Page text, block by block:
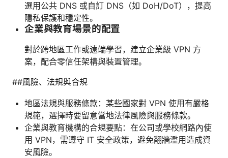
選用公共 DNS 或自訂 DNS（如 DoH/DoT），提高
隱私保護和穩定性。
企業與教育場景的配置
對於跨地區工作或遠端學習，建立企業級 VPN 方
案，配合零信任架構與裝置管理。
##風險、法規與合規
地區法規與服務條款：某些國家對 VPN 使用有嚴格
規範，選擇時要留意當地法律風險與服務條款。
企業與教育機構的合規要點：在公司或學校網路內使
用 VPN，需遵守 IT 安全政策，避免翻牆濫用造成資
安風險。